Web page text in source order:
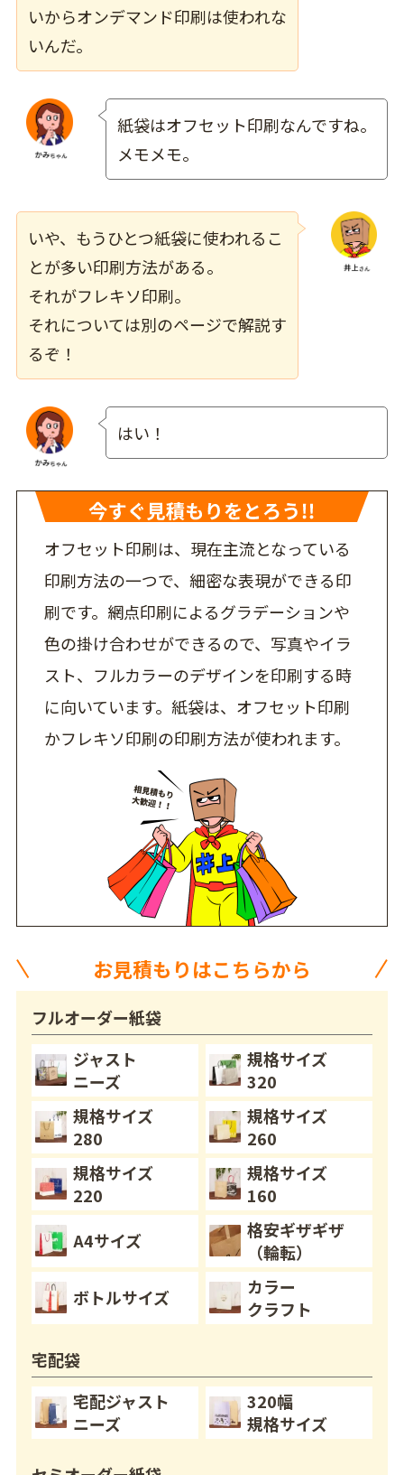
いからオンデマンド印刷は使われな
いんだ。
紙袋はオフセット印刷なんですね。
メモメモ。
いや、もうひとつ紙袋に使われるこ
とが多い印刷方法がある。
それがフレキソ印刷。
それについては別のページで解説す
るぞ！
はい！
オフセット印刷は、現在主流となっている
印刷方法の一つで、細密な表現ができる印
刷です。網点印刷によるグラデーションや
色の掛け合わせができるので、写真やイラ
スト、フルカラーのデザインを印刷する時
に向いています。紙袋は、オフセット印刷
かフレキソ印刷の印刷方法が使われます。
お見積もりはこちらから
フルオーダー紙袋
ジャスト
ニーズ
規格サイズ
320
規格サイズ
280
規格サイズ
260
規格サイズ
220
規格サイズ
160
A4サイズ
格安ギザギザ
（輪転）
ボトルサイズ
カラー
クラフト
宅配袋
宅配ジャスト
ニーズ
320幅
規格サイズ